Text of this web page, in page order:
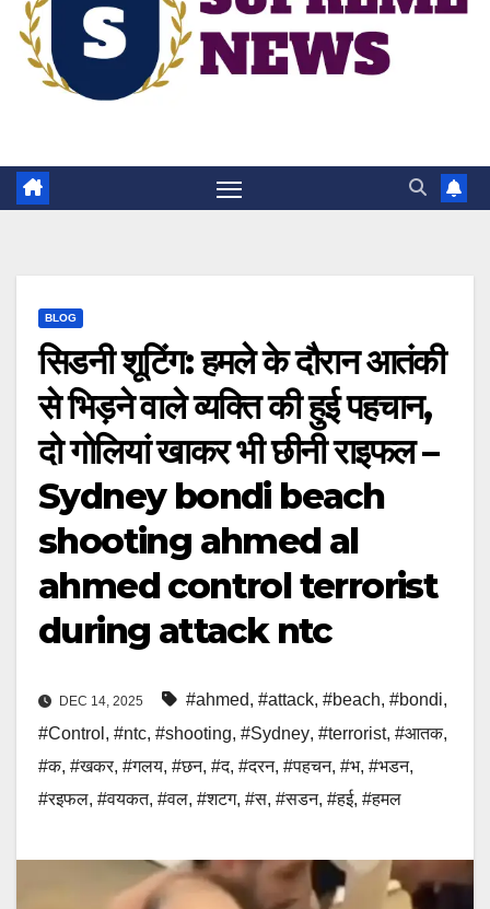
BLOG
सिडनी शूटिंग: हमले के दौरान आतंकी
से भिड़ने वाले व्यक्ति की हुई पहचान,
दो गोलियां खाकर भी छीनी राइफल –
Sydney bondi beach
shooting ahmed al
ahmed control terrorist
during attack ntc
DEC 14, 2025 #ahmed, #attack, #beach, #bondi,
#Control , #ntc, #shooting, #Sydney, #terrorist, #आतक,
#क, #खकर, #गलय, #छन, #द, #दरन, #पहचन, #भ, #भडन,
#रइफल, #वयकत, #वल, #शटग, #स, #सडन, #हई, #हमल